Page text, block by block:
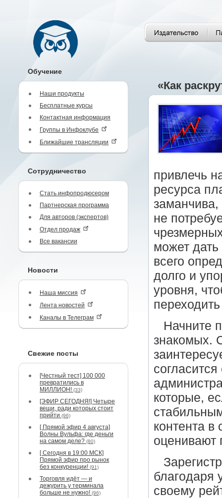
Обучение
Наши продукты
Бесплатные курсы
Контактная информация
Группы в Инфоклубе
Ближайшие трансляции
Сотрудничество
Стать инфопродюсером
Партнерская программа
Для авторов (экспертов)
Отдел продаж
Все вакансии
Новости
Наша миссия
Лента новостей
Каналы в Телеграм
Свежие посты
[Честный тест] 100 000
превратились в
МИЛЛИОН! (33)
[ЭФИР СЕГОДНЯ!] Четыре
вещи, ради которых стоит
прийти (96)
[ Прямой эфир 4 августа]
Волны Вульфа: где деньги
на самом деле? (80)
[ Сегодня в 19:00 МСК]
Прямой эфир про рынок
без конкуренции! (91)
Торговля идёт — и
дежурить у терминала
больше не нужно! (96)
«Как
привлечь
ресурса
не
может
всего
долго и
уровня,
Начните
знакомых.
которые,
контента
оценивают
благoдаря
своему